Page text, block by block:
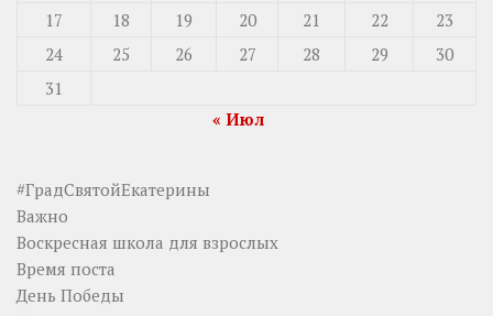
17
18 19 20 21 22
23
24
25 26 27 28 29
30
31
« Июл
#ГрадСвятойЕкатерины
Важно
Воскресная школа для взрослых
Время поста
День Победы